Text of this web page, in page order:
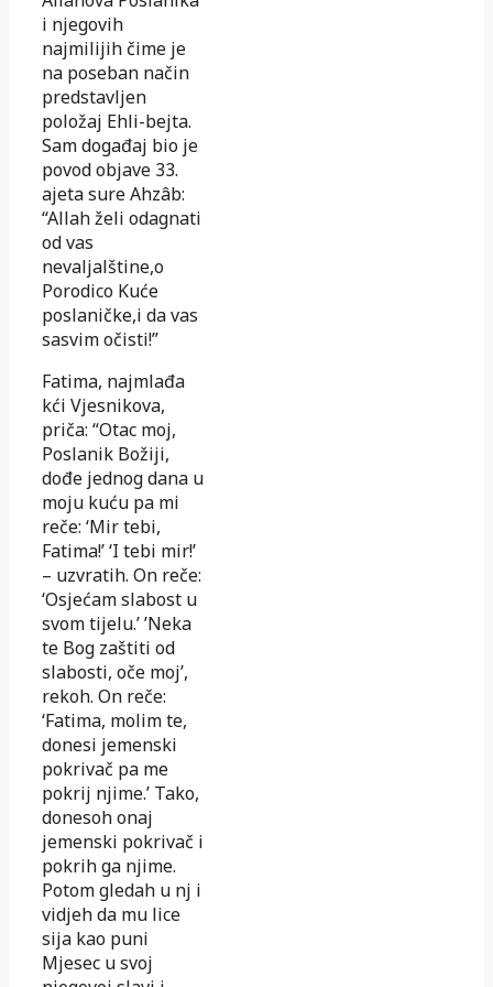
i njegovih
najmilijih čime je
na poseban način
predstavljen
položaj Ehli-bejta.
Sam događaj bio je
povod objave 33.
ajeta sure Ahzâb:
“Allah želi odagnati
od vas
nevaljalštine,o
Porodico Kuće
poslaničke,i da vas
sasvim očisti!”
Fatima, najmlađa
kći Vjesnikova,
priča: “Otac moj,
Poslanik Božiji,
dođe jednog dana u
moju kuću pa mi
reče: ‘Mir tebi,
Fatima!’ ‘I tebi mir!’
– uzvratih. On reče:
‘Osjećam slabost u
svom tijelu.’ ’Neka
te Bog zaštiti od
slabosti, oče moj’,
rekoh. On reče:
‘Fatima, molim te,
donesi jemenski
pokrivač pa me
pokrij njime.’ Tako,
donesoh onaj
jemenski pokrivač i
pokrih ga njime.
Potom gledah u nj i
vidjeh da mu lice
sija kao puni
Mjesec u svoj